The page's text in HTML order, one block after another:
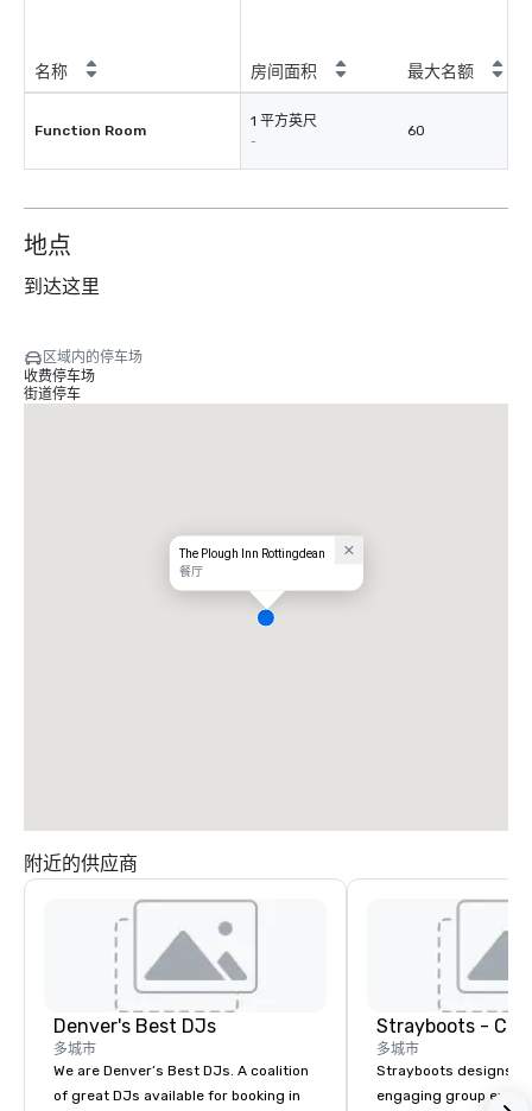
名称 房间面积 最大名额
Function Room
1 平方英尺
-
60
地点
到达这里
区域内的停车场
收费停车场
街道停车
The Plough Inn Rottingdean
餐厅
附近的供应商
Denver's Best DJs
多城市
We are Denver’s Best DJs. A coalition
of great DJs available for booking in
多城市
Strayboots designs
engaging group